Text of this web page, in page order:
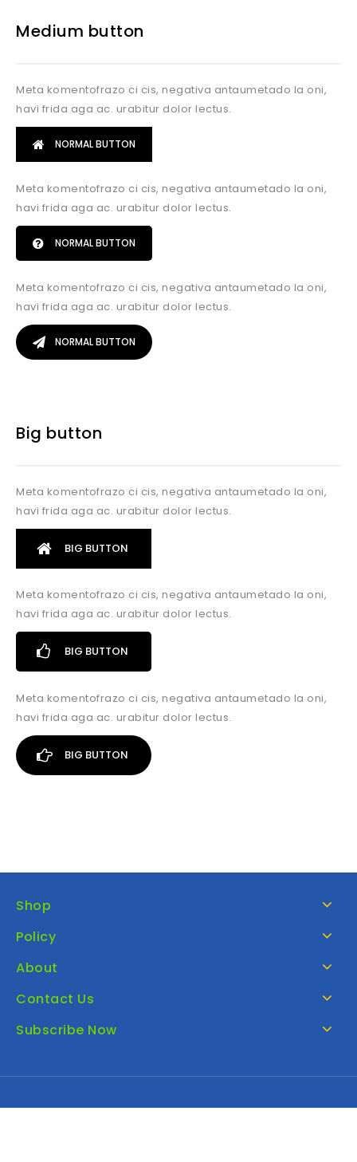
Medium button
Meta komentofrazo ci cis, negativa antaumetado la oni,
havi frida aga ac. urabitur dolor lectus.
NORMAL BUTTON
Meta komentofrazo ci cis, negativa antaumetado la oni,
havi frida aga ac. urabitur dolor lectus.
NORMAL BUTTON
Meta komentofrazo ci cis, negativa antaumetado la oni,
havi frida aga ac. urabitur dolor lectus.
NORMAL BUTTON
Big button
Meta komentofrazo ci cis, negativa antaumetado la oni,
havi frida aga ac. urabitur dolor lectus.
BIG BUTTON
Meta komentofrazo ci cis, negativa antaumetado la oni,
havi frida aga ac. urabitur dolor lectus.
BIG BUTTON
Meta komentofrazo ci cis, negativa antaumetado la oni,
havi frida aga ac. urabitur dolor lectus.
BIG BUTTON
Shop
Policy
About
Contact Us
Subscribe Now